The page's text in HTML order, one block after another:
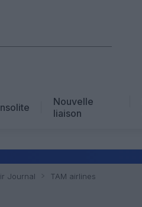
Nouvelle
liaison
Journal TAM airlines